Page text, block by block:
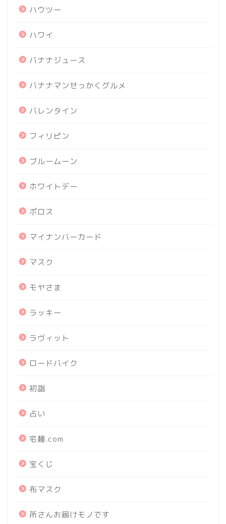
ハウツー
ハワイ
バナナジュース
バナナマンせっかくグルメ
バレンタイン
フィリピン
ブルームーン
ホワイトデー
ポロス
マイナンバーカード
マスク
モヤさま
ラッキー
ラヴィット
ロードバイク
初詣
占い
宅麺.com
宝くじ
布マスク
所さんお届けモノです